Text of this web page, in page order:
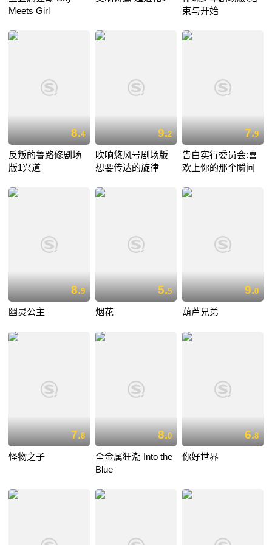
Meets Girl
束与开始
8.4
反叛的鲁路修剧场
版1兴道
9.2
吹响悠风号剧场版
想要传达的旋律
7.9
告白实行委员会:喜
欢上你的那个瞬间
8.9
幽灵公主
5.5
烟花
9.0
葫芦兄弟
7.8
怪物之子
8.0
全金属狂潮 Into the
Blue
6.8
你好世界